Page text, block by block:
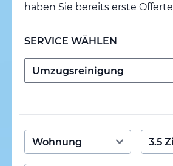
haben Sie bereits erste
SERVICE WÄHLEN